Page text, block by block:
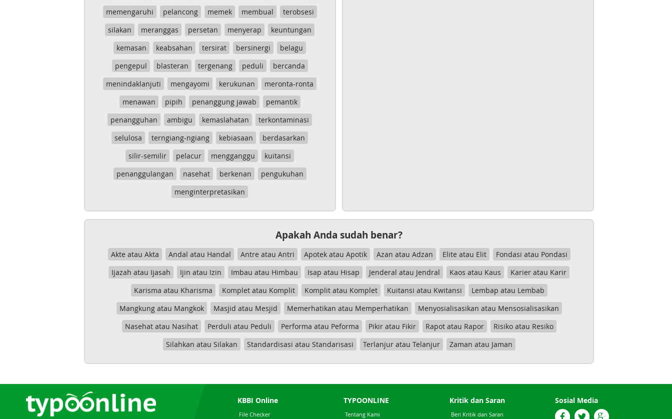
memengaruhi
pelancong memek membual
terobsesi
silakan
meranggas persetan menyerap
keuntungan
kemasan
keabsahan tersirat bersinergi
belagu
pengepul
blasteran tergenang peduli
bercanda
menindaklanjuti
mengayomi kerukunan
meronta-ronta
menawan
pipih penanggung jawab
pemantik
penangguhan
ambigu kemaslahatan
terkontaminasi
selulosa
terngiang-ngiang kebiasaan
berdasarkan
silir-semilir
pelacur mengganggu
kuitansi
penanggulangan
nasehat berkenan
pengukuhan
menginterpretasikan
Apakah Anda sudah benar?
Akte atau Akta Andal atau Handal Antre atau Antri Apotek atau Apotik Azan atau Adzan Elite atau Elit
Fondasi atau Pondasi
Ijazah atau Ijasah
Ijin atau Izin Imbau atau Himbau Isap atau Hisap Jenderal atau Jendral Kaos atau Kaus
Karier atau Karir
Karisma atau Kharisma
Komplet atau Komplit Komplit atau Komplet Kuitansi atau Kwitansi
Lembap atau Lembab
Mangkung atau Mangkok
Masjid atau Mesjid Memerhatikan atau Memperhatikan
Menyosialisasikan atau Mensosialisasikan
Nasehat atau Nasihat
Perduli atau Peduli Performa atau Peforma Pikir atau Fikir Rapot atau Rapor
Risiko atau Resiko
Silahkan atau Silakan
Standardisasi atau Standarisasi Terlanjur atau Telanjur Zaman atau Jaman
KBBI Online
File Checker
TYPOONLINE
Tentang Kami
Kritik dan Saran
Beri Kritik dan Saran
Sosial Media